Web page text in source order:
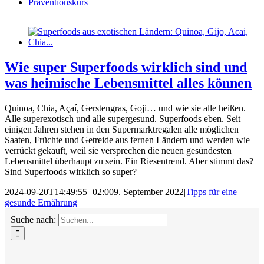
Präventionskurs
Wie super Superfoods wirklich sind und
was heimische Lebensmittel alles können
Quinoa, Chia, Açaí, Gerstengras, Goji… und wie sie alle heißen.
Alle superexotisch und alle supergesund. Superfoods eben. Seit
einigen Jahren stehen in den Supermarktregalen alle möglichen
Saaten, Früchte und Getreide aus fernen Ländern und werden wie
verrückt gekauft, weil sie versprechen die neuen gesündesten
Lebensmittel überhaupt zu sein. Ein Riesentrend. Aber stimmt das?
Sind Superfoods wirklich so super?
2024-09-20T14:49:55+02:009. September 2022|Tipps für eine
gesunde Ernährung|
Suche nach: